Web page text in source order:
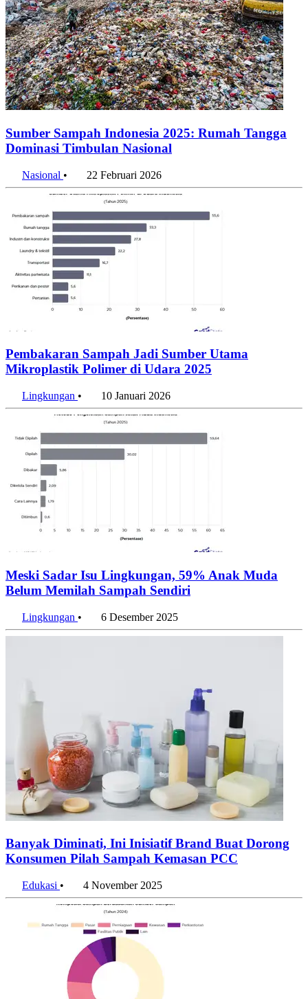
Sumber Sampah Indonesia 2025: Rumah Tangga
Nasional• 22 Februari 2026
Pembakaran Sampah Jadi Sumber Utama
Lingkungan• 10 Januari 2026
Meski Sadar Isu Lingkungan, 59% Anak Muda
Belum Memilah Sampah Sendiri
Lingkungan• 6 Desember 2025
Banyak Diminati, Ini Inisiatif Brand Buat Dorong
Edukasi• 4 November 2025